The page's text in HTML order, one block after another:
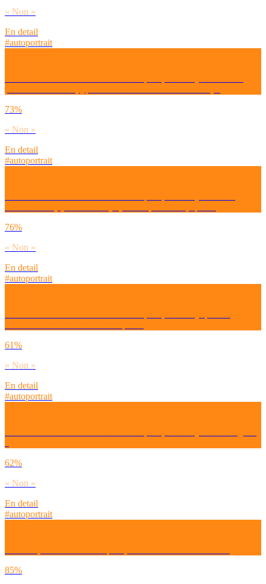
« Non »
En detail
#autoportrait
73%
« Non »
En detail
#autoportrait
76%
« Non »
En detail
#autoportrait
61%
« Non »
En detail
#autoportrait
62%
« Non »
En detail
#autoportrait
85%